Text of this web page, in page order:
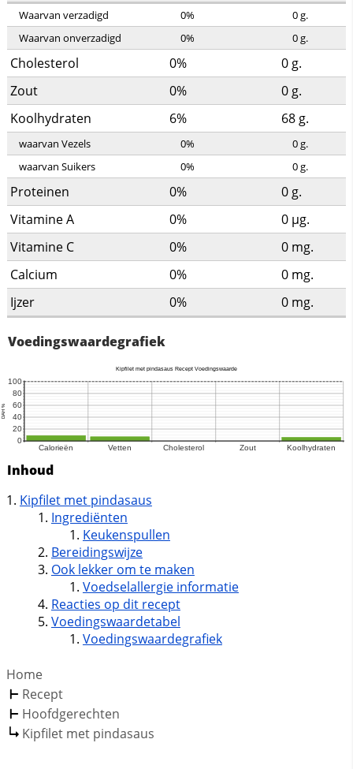
Waarvan verzadigd 0% 0g.
Waarvan onverzadigd
0% 0g.
Cholesterol 0% 0 g.
Zout
0% 0 g.
Koolhydraten
6% 68 g.
waarvan Vezels 0% 0g.
waarvan Suikers
0% 0g.
Proteinen 0% 0 g.
Vitamine A
0% 0 µg.
Vitamine C
0% 0 mg.
Calcium
0% 0 mg.
Ijzer
0% 0 mg.
Voedingswaardegrafiek
Inhoud
Kipfilet met pindasaus
Ingrediënten
Keukenspullen
Bereidingswijze
Ook lekker om te maken
Voedselallergie informatie
Reacties op dit recept
Voedingswaardetabel
Voedingswaardegrafiek
Home
Recept
Hoofdgerechten
Kipfilet met pindasaus